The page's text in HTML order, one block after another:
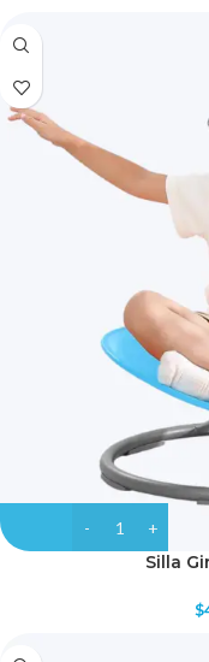
Silla
$